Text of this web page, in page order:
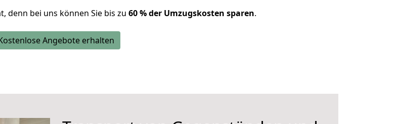
denn bei uns können Sie bis zu 60 % der Umzugskosten sparen.
Angebote erhalten